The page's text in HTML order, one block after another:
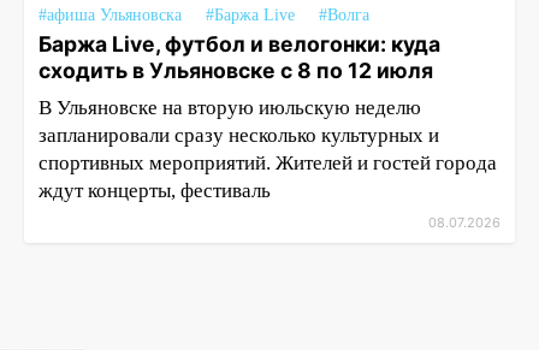
#афиша Ульяновска
#Баржа Live #Волга
Баржа Live, футбол и велогонки: куда
сходить в Ульяновске с 8 по 12 июля
В Ульяновске на вторую июльскую неделю
запланировали сразу несколько культурных и
спортивных мероприятий. Жителей и гостей города
ждут концерты, фестиваль
08.07.2026